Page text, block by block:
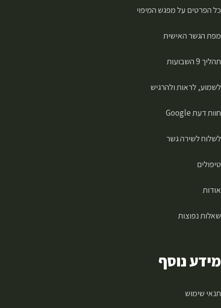
כל הפרטים על מפגש המיפוי
מפת הגשר האישית
תהליך 9 השבועות
לשמוע, לראות ולהרגיש
חוות דעת Google
לשלוח לשירה גשר
טיפולים
אודות
שאלות נפוצות
מידע נוסף
תנאי שימוש